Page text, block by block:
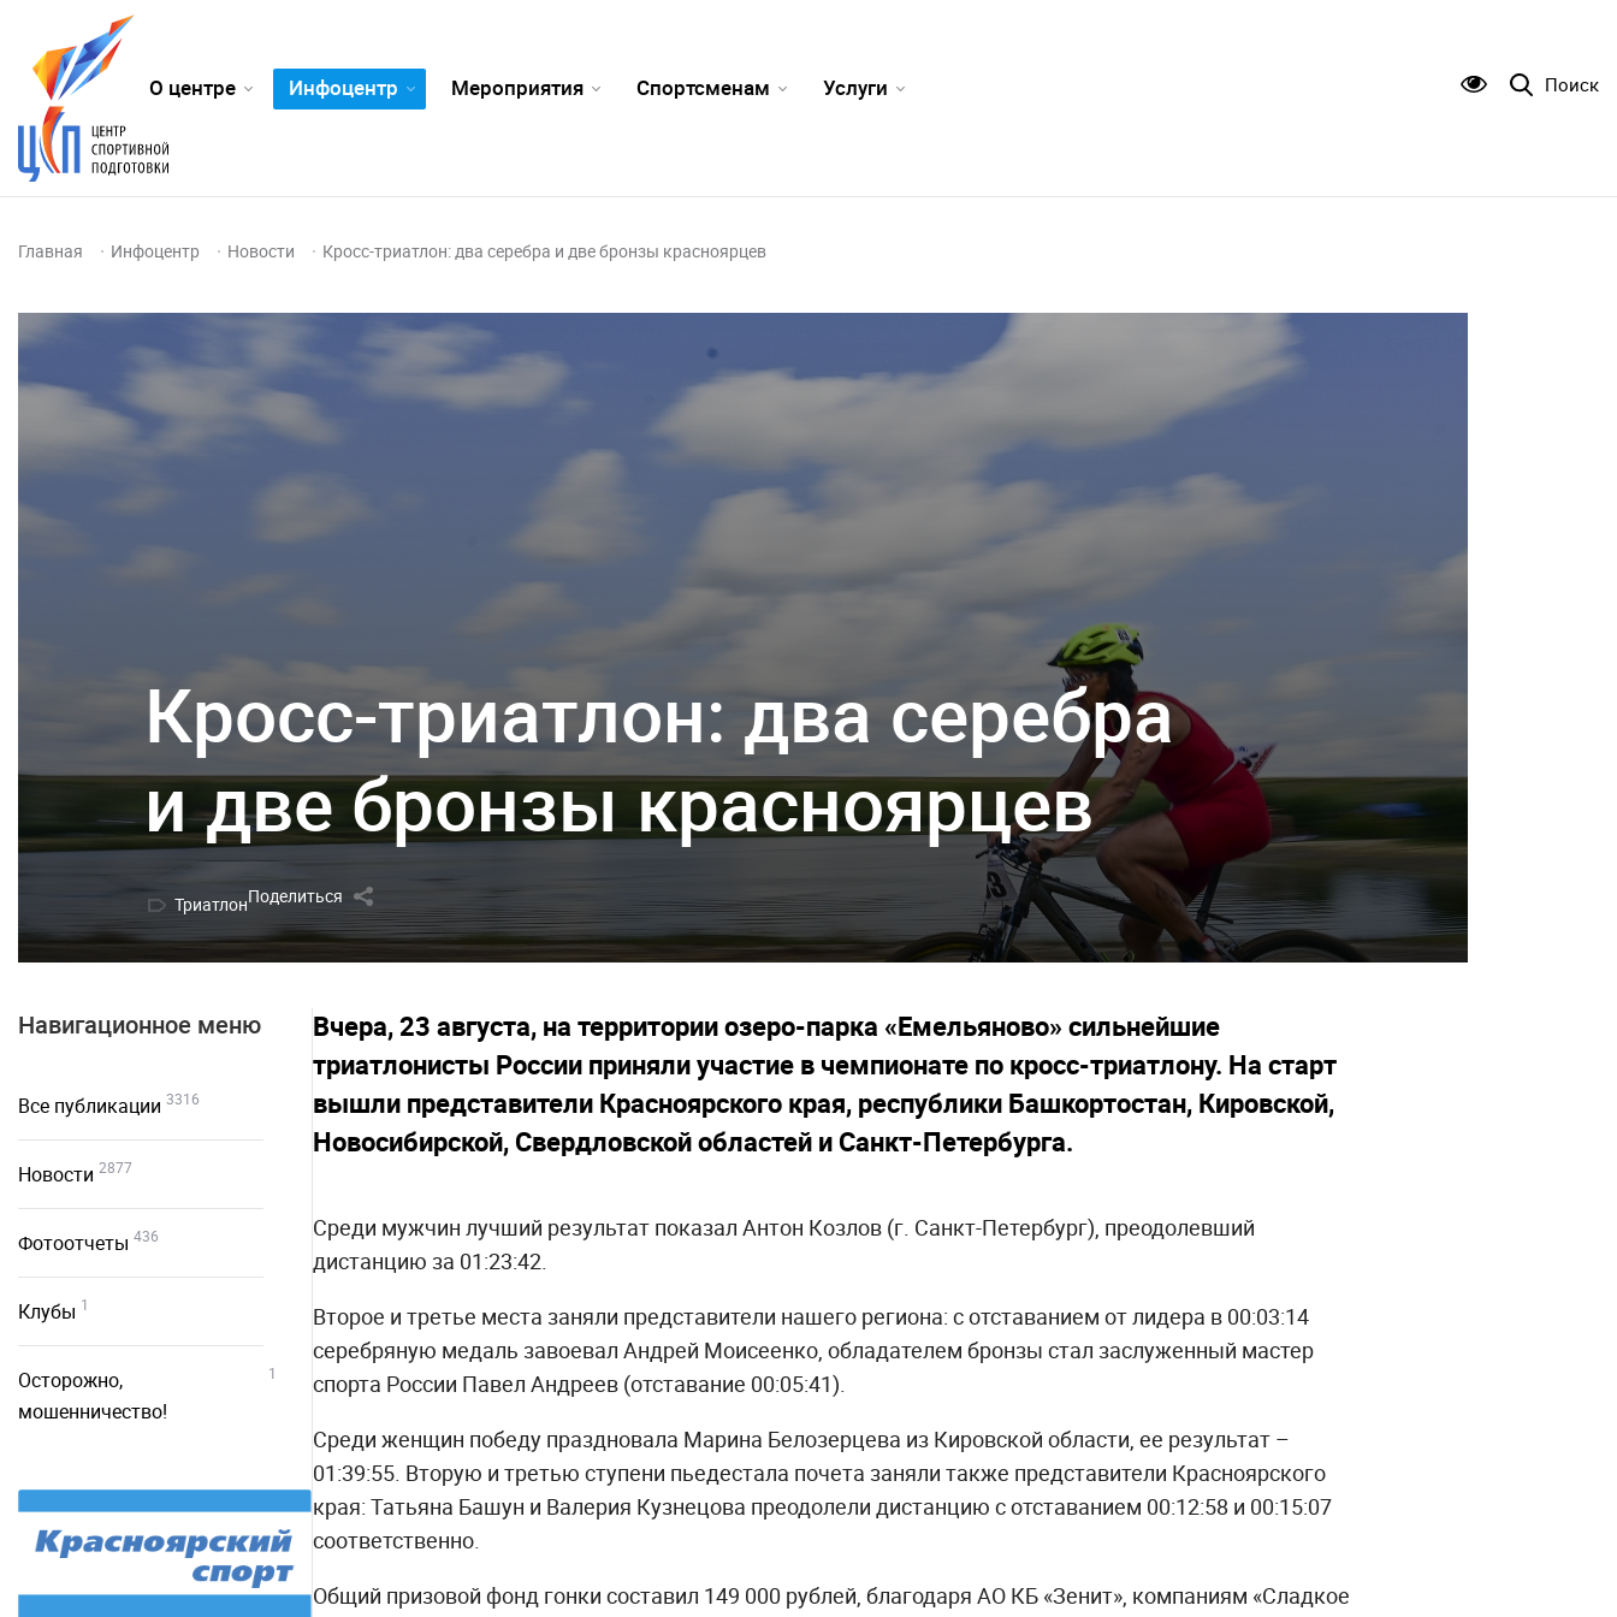
О центре Инфоцентр Мероприятия Спортсменам Услуги Поиск
Главная Инфоцентр Новости Кросс-триатлон: два серебра и две бронзы красноярцев
Кросс-триатлон: два серебра
и две бронзы красноярцев
ТриатлонПоделиться
Навигационное меню
Все публикации 3316
Новости 2877
Фотоотчеты 436
Клубы 1
Осторожно,
мошенничество!
1
Вчера, 23 августа, на территории озеро-парка «Емельяново» сильнейшие
триатлонисты России приняли участие в чемпионате по кросс-триатлону. На старт
вышли представители Красноярского края, республики Башкортостан, Кировской,
Новосибирской, Свердловской областей и Санкт-Петербурга.
Среди мужчин лучший результат показал Антон Козлов (г. Санкт-Петербург), преодолевший
дистанцию за 01:23:42.
Второе и третье места заняли представители нашего региона: с отставанием от лидера в 00:03:14
серебряную медаль завоевал Андрей Моисеенко, обладателем бронзы стал заслуженный мастер
спорта России Павел Андреев (отставание 00:05:41).
Среди женщин победу праздновала Марина Белозерцева из Кировской области, ее результат –
01:39:55. Вторую и третью ступени пьедестала почета заняли также представители Красноярского
края: Татьяна Башун и Валерия Кузнецова преодолели дистанцию с отставанием 00:12:58 и 00:15:07
соответственно.
Общий призовой фонд гонки составил 149 000 рублей, благодаря АО КБ «Зенит», компаниям «Сладкое